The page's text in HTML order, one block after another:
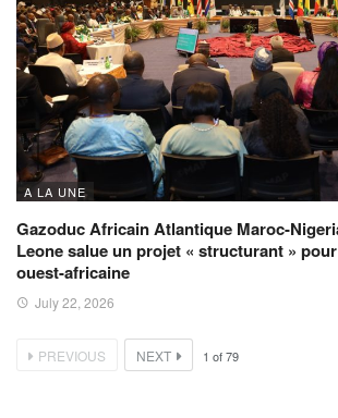
A LA UNE
Gazoduc Africain Atlantique Maroc-
Leone salue un projet « structurant »
ouest-africaine
July 22, 2026
PREVIOUS NEXT 1 of79